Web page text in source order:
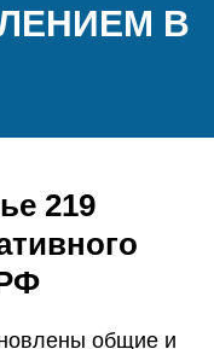
В
219
общие и